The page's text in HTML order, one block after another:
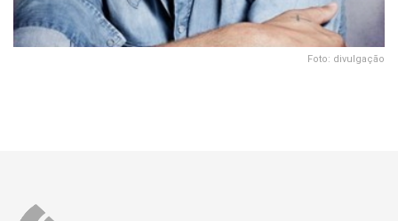
Foto: divulgação